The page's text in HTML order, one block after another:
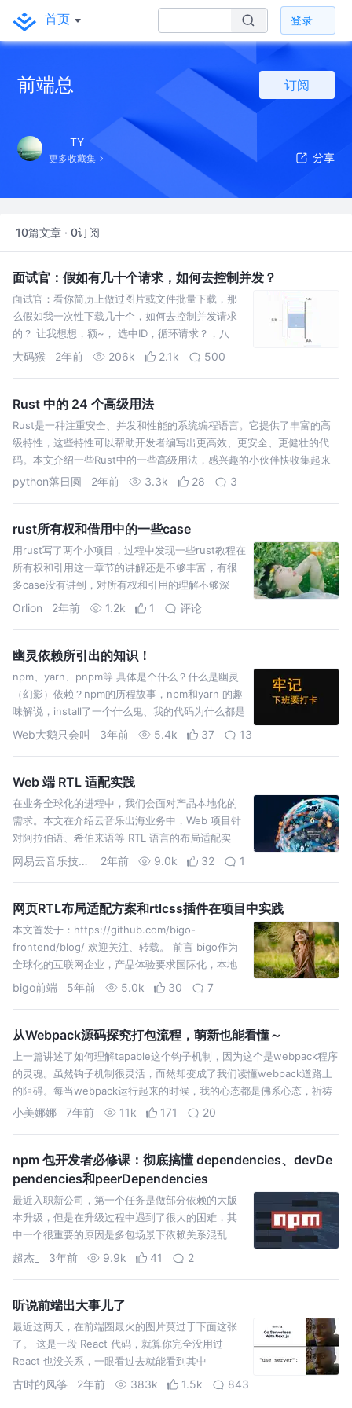
首页 登录
前端总 订阅
TY
更多收藏集
10篇文章 · 0订阅
面试官：假如有几十个请求，如何去控制并发？
面试官：看你简历上做过图片或文件批量下载，那
么假如我一次性下载几十个，如何去控制并发请求
的？ 让我想想，额~， 选中ID，循环请求？，八
嘎！肯定不是那么沙雕的做法，这样做服务器直接
大码猴 2年前 206k 2.1k 500
Rust 中的 24 个高级用法
Rust是一种注重安全、并发和性能的系统编程语言。它提供了丰富的高
级特性，这些特性可以帮助开发者编写出更高效、更安全、更健壮的代
码。本文介绍一些Rust中的一些高级用法，感兴趣的小伙伴快收集起来
吧~
python落日圆 2年前 3.3k 28 3
rust所有权和借用中的一些case
用rust写了两个小项目，过程中发现一些rust教程在
所有权和引用这一章节的讲解还是不够丰富，有很
多case没有讲到，对所有权和引用的理解不够深
入，因此将最近遇到的一些所有权和引用方面的问
Orlion 2年前 1.2k 1 评论
幽灵依赖所引出的知识！
npm、yarn、pnpm等 具体是个什么？什么是幽灵
（幻影）依赖？npm的历程故事，npm和yarn 的趣
味解说，install了一个什么鬼、我的代码为什么都是
红色的，接下来就为您揭晓。
Web大鹅只会叫 3年前 5.4k 37 13
Web 端 RTL 适配实践
在业务全球化的进程中，我们会面对产品本地化的
需求。本文在介绍云音乐出海业务中，Web 项目针
对阿拉伯语、希伯来语等 RTL 语言的布局适配实
践。
网易云音乐技术团队 2年前 9.0k 32 1
网页RTL布局适配方案和rtlcss插件在项目中实践
本文首发于：https://github.com/bigo-
frontend/blog/ 欢迎关注、转载。 前言 bigo作为
全球化的互联网企业，产品体验要求国际化，本地
化，所面向的用户来自世界各地，
bigo前端 5年前 5.0k 30 7
从Webpack源码探究打包流程，萌新也能看懂～
上一篇讲述了如何理解tapable这个钩子机制，因为这个是webpack程序
的灵魂。虽然钩子机制很灵活，而然却变成了我们读懂webpack道路上
的阻碍。每当webpack运行起来的时候，我的心态都是佛系心态，祈祷
中间不要出问题，不然找问题都要找半天，还不如不打包。尤其是load…
小美娜娜 7年前 11k 171 20
npm 包开发者必修课：彻底搞懂 dependencies、devDe
pendencies和peerDependencies
最近入职新公司，第一个任务是做部分依赖的大版
本升级，但是在升级过程中遇到了很大的困难，其
中一个很重要的原因是多包场景下依赖关系混乱
超杰_ 3年前 9.9k 41 2
听说前端出大事儿了
最近这两天，在前端圈最火的图片莫过于下面这张
了。 这是一段 React 代码，就算你完全没用过
React 也没关系，一眼看过去就能看到其中
古时的风筝 2年前 383k 1.5k 843